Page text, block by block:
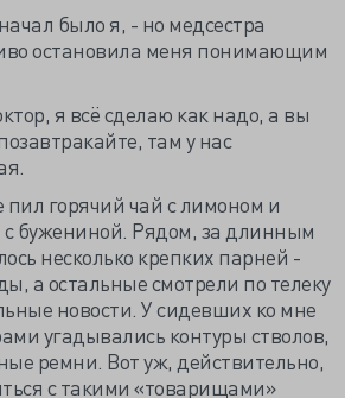
было я, - но медсестра
остановила меня понимающим
я всё сделаю как надо, а вы
там у нас
пил горячий чай с лимоном и
бужениной. Рядом, за длинным
несколько крепких парней -
а остальные смотрели по телеку
новости. У сидевших ко мне
угадывались контуры стволов,
ремни. Вот уж, действительно,
с такими «товарищами»